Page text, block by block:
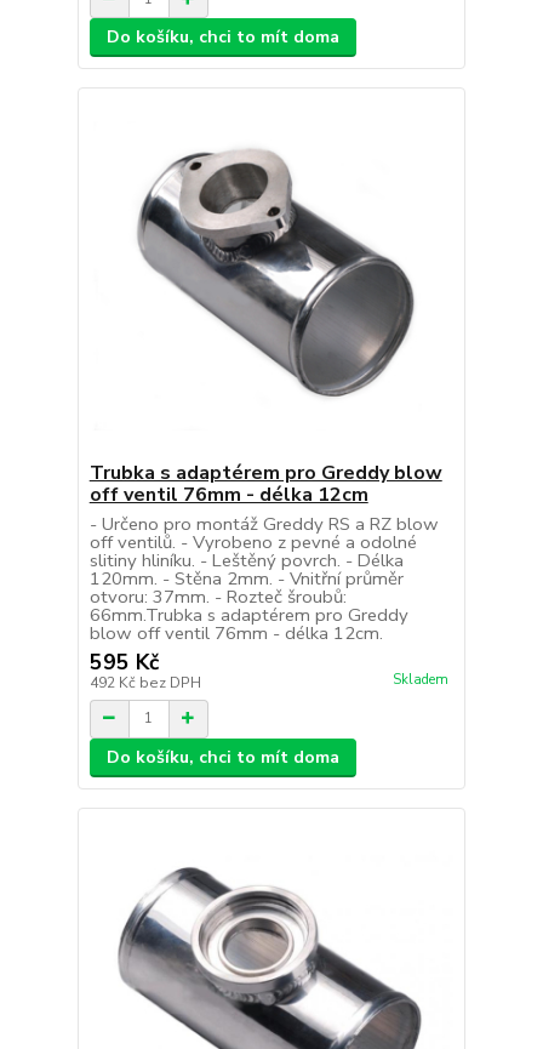
Do košíku, chci to mít doma
Trubka s adaptérem pro Greddy blow
off ventil 76mm - délka 12cm
- Určeno pro montáž Greddy RS a RZ blow
off ventilů. - Vyrobeno z pevné a odolné
slitiny hliníku. - Leštěný povrch. - Délka
120mm. - Stěna 2mm. - Vnitřní průměr
otvoru: 37mm. - Rozteč šroubů:
66mm.Trubka s adaptérem pro Greddy
blow off ventil 76mm - délka 12cm.
595 Kč
492 Kč bez DPH Skladem
Do košíku, chci to mít doma